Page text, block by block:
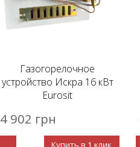
Газогорелочное
устройство Искра 16 кВт
Eurosit
4 902 грн
Купить в 1 клик